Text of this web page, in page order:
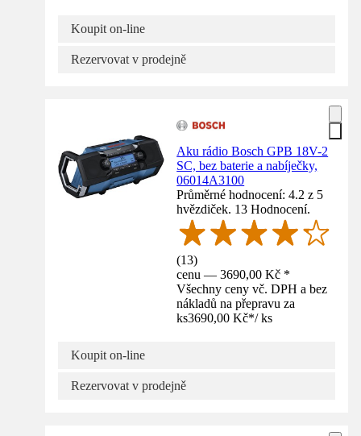
Koupit on-line
Rezervovat v prodejně
Aku rádio Bosch GPB 18V-2
SC, bez baterie a nabíječky,
06014A3100
Průměrné hodnocení: 4.2 z 5
hvězdiček. 13 Hodnocení.
(13)
cenu — 3690,00 Kč *
Všechny ceny vč. DPH a bez
nákladů na přepravu za
ks3690,00 Kč*/ ks
Koupit on-line
Rezervovat v prodejně